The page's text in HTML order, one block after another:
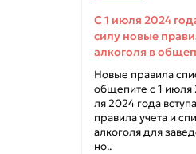
С 1 июля 2024
силу новые
алкоголя в
Новые правила
общепите с 1 июля
ля 2024 года
правила учета и
алкоголя для
но..